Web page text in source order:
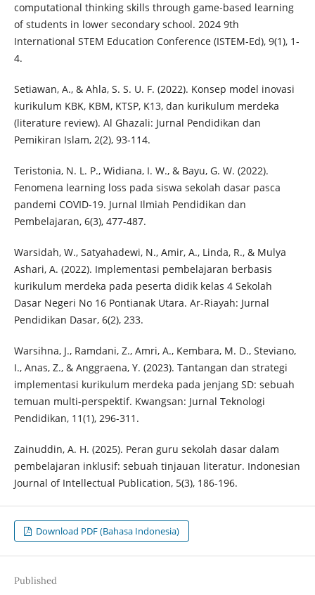
computational thinking skills through game-based learning
of students in lower secondary school. 2024 9th
International STEM Education Conference (ISTEM-Ed), 9(1), 1-
4.
Setiawan, A., & Ahla, S. S. U. F. (2022). Konsep model inovasi
kurikulum KBK, KBM, KTSP, K13, dan kurikulum merdeka
(literature review). Al Ghazali: Jurnal Pendidikan dan
Pemikiran Islam, 2(2), 93-114.
Teristonia, N. L. P., Widiana, I. W., & Bayu, G. W. (2022).
Fenomena learning loss pada siswa sekolah dasar pasca
pandemi COVID-19. Jurnal Ilmiah Pendidikan dan
Pembelajaran, 6(3), 477-487.
Warsidah, W., Satyahadewi, N., Amir, A., Linda, R., & Mulya
Ashari, A. (2022). Implementasi pembelajaran berbasis
kurikulum merdeka pada peserta didik kelas 4 Sekolah
Dasar Negeri No 16 Pontianak Utara. Ar-Riayah: Jurnal
Pendidikan Dasar, 6(2), 233.
Warsihna, J., Ramdani, Z., Amri, A., Kembara, M. D., Steviano,
I., Anas, Z., & Anggraena, Y. (2023). Tantangan dan strategi
implementasi kurikulum merdeka pada jenjang SD: sebuah
temuan multi-perspektif. Kwangsan: Jurnal Teknologi
Pendidikan, 11(1), 296-311.
Zainuddin, A. H. (2025). Peran guru sekolah dasar dalam
pembelajaran inklusif: sebuah tinjauan literatur. Indonesian
Journal of Intellectual Publication, 5(3), 186-196.
Download PDF (Bahasa Indonesia)
Published